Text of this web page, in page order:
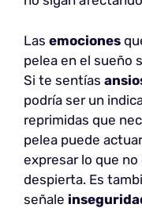
Las emociones
pelea en el sueño
Si te sentías
podría ser un
reprimidas que
pelea puede
expresar lo que
despierta. Es
señale